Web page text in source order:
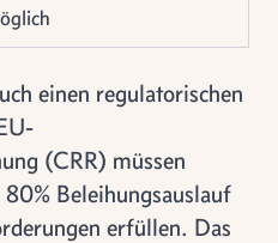
einen regulatorischen
(CRR) müssen
Beleihungsauslauf
erfüllen. Das